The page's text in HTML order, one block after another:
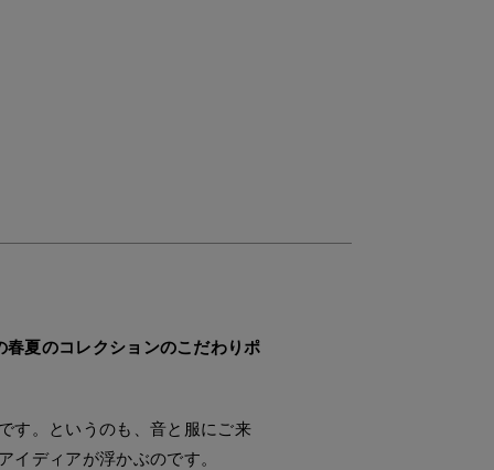
夏のコレクションのこだわりポ
す。というのも、音と服にご来
ディアが浮かぶのです。